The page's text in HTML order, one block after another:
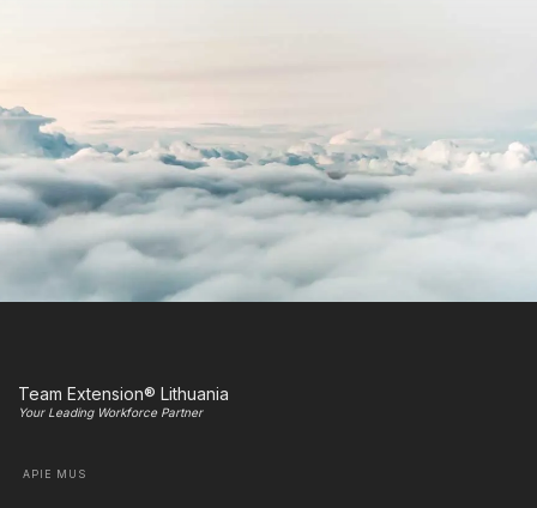
Team Extension® Lithuania
Your Leading Workforce Partner
APIE MUS